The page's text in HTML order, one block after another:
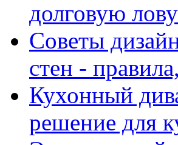
долговую
Советы
стен -
Кухонный
решение для